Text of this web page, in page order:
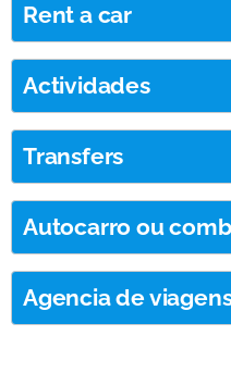
Rent a car
Actividades
Transfers
Autocarro ou
Agencia de